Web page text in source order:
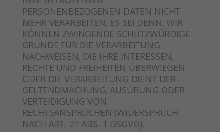
PERSONENBEZOGENEN DATEN NICHT
MEHR VERARBEITEN, ES SEI DENN, WIR
KÖNNEN ZWINGENDE SCHUTZWÜRDIGE
GRÜNDE FÜR DIE VERARBEITUNG
NACHWEISEN, DIE IHRE INTERESSEN,
RECHTE UND FREIHEITEN ÜBERWIEGEN
ODER DIE VERARBEITUNG DIENT DER
GELTENDMACHUNG, AUSÜBUNG ODER
VERTEIDIGUNG VON
RECHTSANSPRÜCHEN (WIDERSPRUCH
NACH ART. 21 ABS. 1 DSGVO).